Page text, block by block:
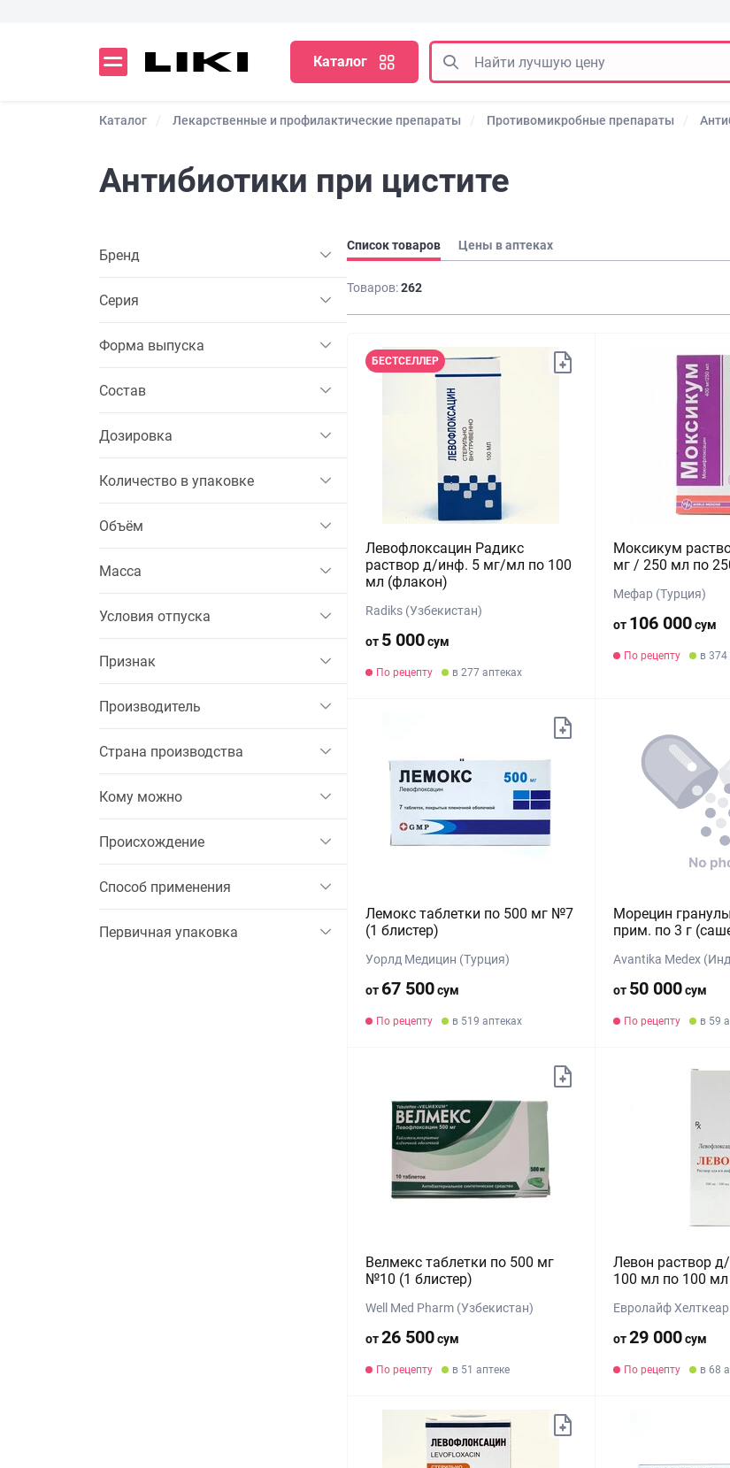
Каталог
Каталог Лекарственные и профилактические препараты Противомикробные препараты
Антибиотики при цистите
Бренд
Серия
Форма выпуска
Состав
Дозировка
Количество в упаковке
Объём
Масса
Условия отпуска
Признак
Производитель
Страна производства
Кому можно
Происхождение
Способ применения
Первичная упаковка
Список товаров Цены в аптеках
Товаров:262
БЕСТСЕЛЛЕР
Левофлоксацин Радикс
раствор д/инф. 5 мг/мл по 100
мл (флакон)
Radiks (Узбекистан)
от 5 000сум
По рецепту в 277 аптеках
Моксикум
мг / 250 мл по
Мефар (Турция)
от 106 000сум
По рецепту в 374
Лемокс таблетки по 500 мг №7
(1 блистер)
Уорлд Медицин (Турция)
от 67 500сум
По рецепту в 519 аптеках
Морецин
прим. по 3 г
Avantika Medex
от 50 000сум
По рецепту в 59
Велмекс таблетки по 500 мг
№10 (1 блистер)
Well Med Pharm (Узбекистан)
от26 500сум
По рецепту в 51 аптеке
Левон раствор
100 мл по 100
Евролайф
от29 000сум
По рецепту в 68